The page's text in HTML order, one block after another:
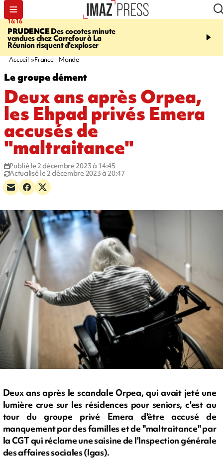
16:16
PRUDENCEDes cocotes minute
vendues chez Carrefour à La
Réunion risquent d'exploser
20:06
l'Asie, mort d'une
Accueil France - Monde
Le groupe dément
Deux ans après Orpea,
les Ehpad privés Emera
accusés de
"maltraitance"
Publié le 2 décembre 2023 à 14:45
Actualisé le 2 décembre 2023 à 20:47
Deux ans après le scandale Orpea, qui avait jeté une
lumière crue sur les résidences pour seniors, c'est au
tour du groupe privé Emera d'être accusé de
manquement par des familles et de "maltraitance" par
la CGT qui réclame une saisine de l'Inspection générale
des affaires sociales (Igas).